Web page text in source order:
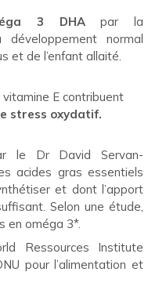
3 DHApar la
normal
et de l’enfant allaité.
E contribuent
stress oxydatif.
le Dr David Servan-
acides gras essentiels
et dont l’apport
Selon une étude,
en oméga 3*.
Ressources Institute
pour l’alimentation et